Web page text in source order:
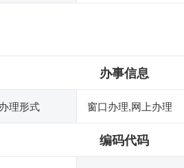
办事信息
办理形式 窗口办理,网上办理
编码代码